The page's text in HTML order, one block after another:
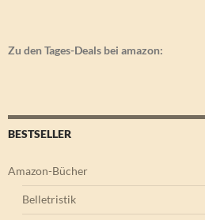
Zu den Tages-Deals bei amazon:
BESTSELLER
Amazon-Bücher
Belletristik